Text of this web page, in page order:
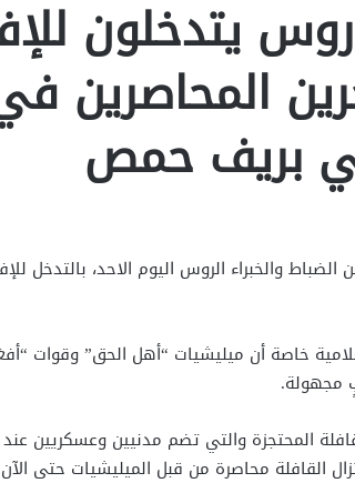
يتدخلون
المحاصرين
بريف حمص
والخبراء الروس اليوم الاحد، بالتدخل
خاصة أن ميليشيات “أهل الحق” وقوات
مجهولة.
المحتجزة والتي تضم مدنيين وعسكريين
القافلة محاصرة من قبل الميليشيات حتى